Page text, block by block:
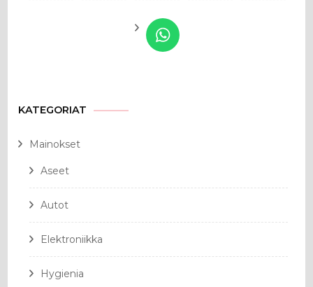
KATEGORIAT
Mainokset
Aseet
Autot
Elektroniikka
Hygienia